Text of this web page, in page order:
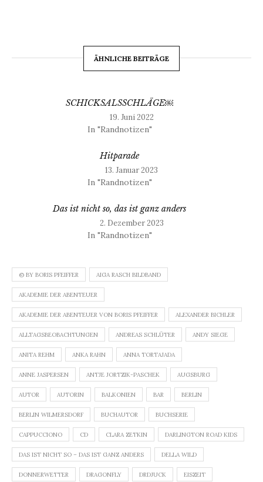
ÄHNLICHE BEITRÄGE
SCHICKSALSSCHLÄGE￼
19. Juni 2022
In "Randnotizen"
Hitparade
13. Januar 2023
In "Randnotizen"
Das ist nicht so, das ist ganz anders
2. Dezember 2023
In "Randnotizen"
© BY BORIS PFEIFFER AIGA RASCH BILDBAND
AKADEMIE DER ABENTEUER
AKADEMIE DER ABENTEUER VON BORIS PFEIFFER ALEXANDER BICHLER
ALLTAGSBEOBACHTUNGEN ANDREAS SCHLÜTER ANDY SIEGE
ANITA REHM ANKA RAHN ANNA TORTAJADA
ANNE JASPERSEN ANTJE JORTZIK-PASCHEK AUGSBURG
AUTOR AUTORIN BALKONIEN BAR BERLIN
BERLIN WILMERSDORF BUCHAUTOR BUCHSERIE
CAPPUCCIONO CD CLARA ZETKIN DARLINGTON ROAD KIDS
DAS IST NICHT SO – DAS IST GANZ ANDERS DELLA WILD
DONNERWETTER DRAGONFLY DRDJUCK EISZEIT